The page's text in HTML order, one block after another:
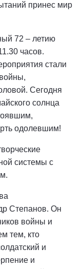
принес мир
72 – летию
часов.
стали
Сегодня
солнца
одолевшим!
системы с
Степанов. Он
войны и
тем, кто
и
и